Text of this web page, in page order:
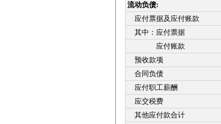
流动负债:
应付票据及应付账款
其中：应付票据
应付账款
预收款项
合同负债
应付职工薪酬
应交税费
其他应付款合计